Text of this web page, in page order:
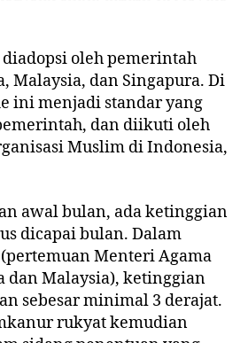
oleh pemerintah
Malaysia, dan Singapura. Di
ini menjadi standar yang
dan diikuti oleh
Muslim di Indonesia,
awal bulan, ada ketinggian
dicapai bulan. Dalam
Menteri Agama
dan Malaysia), ketinggian
sebesar minimal 3 derajat.
rukyat kemudian